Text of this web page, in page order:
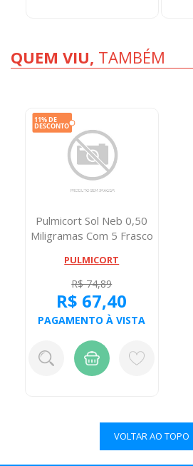
QUEM VIU, TAMBÉM
Pulmicort Sol Neb 0,50
Miligramas Com 5 Frasco
PULMICORT
R$ 74,89
R$ 67,40
PAGAMENTO À VISTA
VOLTAR AO TOPO